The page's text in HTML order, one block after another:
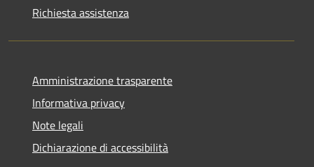
Richiesta assistenza
Amministrazione trasparente
Informativa privacy
Note legali
Dichiarazione di accessibilità